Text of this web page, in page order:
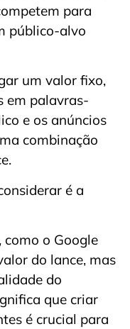
para
público-alvo
um valor fixo,
em palavras-
e os anúncios
combinação
é a
o Google
do lance, mas
do
que criar
é crucial para